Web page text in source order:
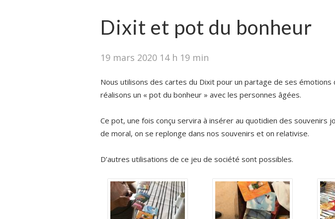
Dixit et pot du bonheur
19 mars 2020 14 h 19 min
Nous utilisons des cartes du Dixit pour un partage de ses émotions
réalisons un « pot du bonheur » avec les personnes âgées.
Ce pot, une fois conçu servira à insérer au quotidien des souvenirs
de moral, on se replonge dans nos souvenirs et on relativise.
D’autres utilisations de ce jeu de société sont possibles.